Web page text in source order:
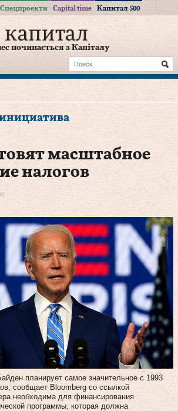
Спецпроекти Capital time Капитал 500
починається з Капіталу
масштабное
налогов
планирует самое значительное с 1993
сообщает Bloomberg со ссылкой
необходима для финансирования
программы, которая должна